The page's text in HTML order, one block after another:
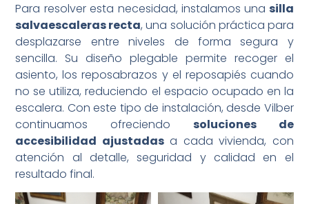
Para resolver esta necesidad, instalamos una silla
salvaescaleras recta, una solución práctica para
desplazarse entre niveles de forma segura y
sencilla. Su diseño plegable permite recoger el
asiento, los reposabrazos y el reposapiés cuando
no se utiliza, reduciendo el espacio ocupado en la
escalera. Con este tipo de instalación, desde Vilber
continuamos ofreciendo soluciones de
accesibilidad ajustadasa cada vivienda, con
atención al detalle, seguridad y calidad en el
resultado final.